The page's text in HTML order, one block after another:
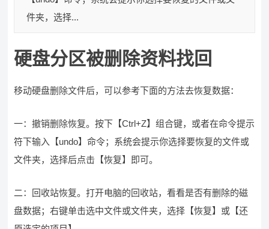
件夹，选择...
硬盘分区被删除资料找回
移动硬盘删除文件后，可以参考下面的方法去恢复数据：
一：撤销删除恢复。按下【Ctrl+Z】组合键，或者在命令提示
符下输入【undo】命令；系统会提示你选择要恢复的文件或
文件夹，选择后点击【恢复】即可。
二：回收站恢复。打开电脑的回收站，看看是否有删除的磁
盘数据；右键单击选中文件或文件夹，选择【恢复】或【还